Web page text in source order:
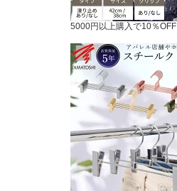
5000円以上購入で10％OFF